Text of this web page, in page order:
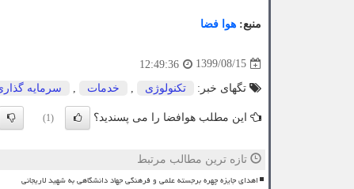
منبع: هوا فضا
1399/08/15
12:49:36
تگهای خبر: تكنولوژی خدمات سرمایه
این مطلب هوافضا را می پسندید؟ (1)
تازه ترین مطالب مرتبط
اهدای جایزه چهره برجسته علمی و فرهنگی جهاد دانشگاهی به شهید لاریجانی